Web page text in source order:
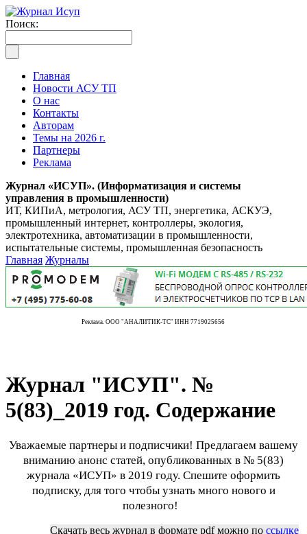
Поиск:
Главная
Новости АСУ ТП
О нас
Контакты
Авторам
Темы на 2026 г.
Партнеры
Реклама
Журнал «ИСУП». (Информатизация и системы
управления в промышленности)
ИТ, КИПиА, метрология, АСУ ТП, энергетика, АСКУЭ,
промышленный интернет, контроллеры, экология,
электротехника, автоматизации в промышленности,
испытательные системы, промышленная безопасность
Главная Журналы
Реклама. ООО "АНАЛИТИК-ТС" ИНН 7719025656
Журнал "ИСУП". №
5(83)_2019 год. Содержание
Уважаемые партнеры и подписчики! Предлагаем вашему
вниманию анонс статей, опубликованных в № 5(83)
журнала «ИСУП» в 2019 году. Спешите оформить
подписку, для того чтобы узнать много нового и
полезного!
Скачать весь журнал в формате pdf можно по ссылке